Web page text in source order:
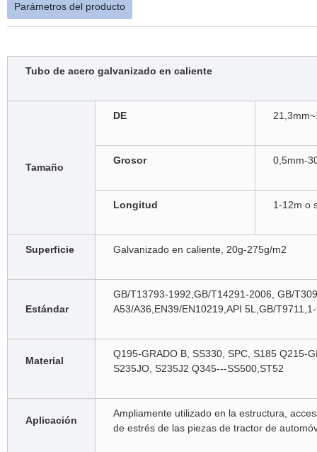
Parámetros del producto
Tubo de acero galvanizado en caliente
Tamaño
DE
Grosor 0,5mm-
Longitud 1-12m o
Superficie Galvanizado en caliente, 20g-275g/m2
Estándar
GB/T13793-1992,GB/T14291-2006, GB/
A53/A36,EN39/EN10219,API 5L,GB/
Material
Q195-GRADO B, SS330, SPC, S185 Q215-
S235JO, S235J2 Q345---SS500,ST52
Aplicación
Ampliamente utilizado en la estructura,
de estrés de las piezas de tractor de